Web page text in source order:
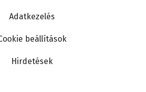
Adatkezelés
beállítások
Hirdetések